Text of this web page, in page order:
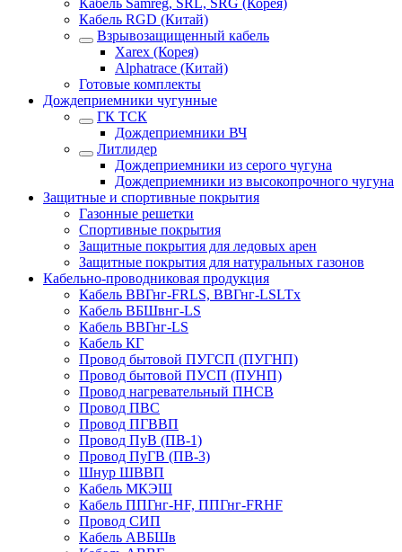
Кабель RGD (Китай)
Взрывозащищенный кабель
Xarex (Корея)
Alphatrace (Китай)
Готовые комплекты
Дождеприемники чугунные
ГК ТСК
Дождеприемники ВЧ
Литлидер
Дождеприемники из серого чугуна
Дождеприемники из высокопрочного чугуна
Защитные и спортивные покрытия
Газонные решетки
Спортивные покрытия
Защитные покрытия для ледовых арен
Защитные покрытия для натуральных газонов
Кабельно-проводниковая продукция
Кабель ВВГнг-FRLS, ВВГнг-LSLTx
Кабель ВБШвнг-LS
Кабель ВВГнг-LS
Кабель КГ
Провод бытовой ПУГСП (ПУГНП)
Провод бытовой ПУСП (ПУНП)
Провод нагревательный ПНСВ
Провод ПВС
Провод ПГВВП
Провод ПуВ (ПВ-1)
Провод ПуГВ (ПВ-3)
Шнур ШВВП
Кабель МКЭШ
Кабель ППГнг-HF, ППГнг-FRHF
Провод СИП
Кабель АВБШв